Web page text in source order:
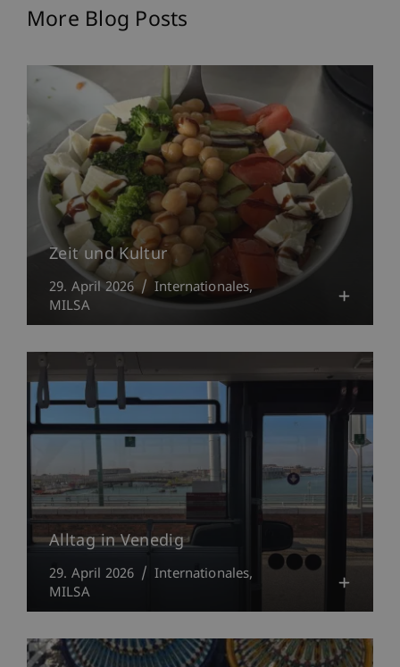
More Blog Posts
Zeit und Kultur
29. April 2026
Internationales
MILSA
Alltag in Venedig
29. April 2026
Internationales
MILSA